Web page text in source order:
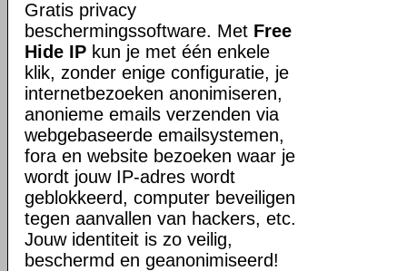
Gratis privacy
beschermingssoftware. Met Free
Hide IP kun je met één enkele
klik, zonder enige configuratie, je
internetbezoeken anonimiseren,
anonieme emails verzenden via
webgebaseerde emailsystemen,
fora en website bezoeken waar je
wordt jouw IP-adres wordt
geblokkeerd, computer beveiligen
tegen aanvallen van hackers, etc.
Jouw identiteit is zo veilig,
beschermd en geanonimiseerd!